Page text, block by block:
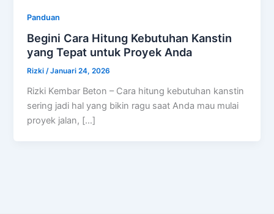
Panduan
Begini Cara Hitung Kebutuhan Kanstin
yang Tepat untuk Proyek Anda
Rizki/Januari 24, 2026
Rizki Kembar Beton – Cara hitung kebutuhan kanstin
sering jadi hal yang bikin ragu saat Anda mau mulai
proyek jalan, […]